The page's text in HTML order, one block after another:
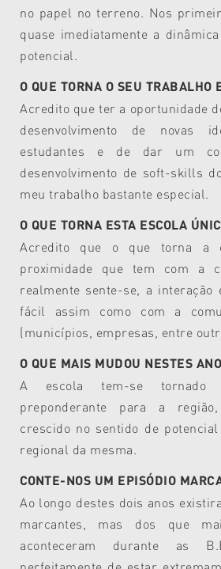
no papel no terreno. Nos
quase imediatamente a
potencial.
O QUE TORNA O SEU TRABALHO
Acredito que ter a oportunidade
desenvolvimento de novas
estudantes e de dar um
desenvolvimento de soft-skills
meu trabalho bastante especial.
O QUE TORNA ESTA ESCOLA
Acredito que o que torna a
proximidade que tem com a
realmente sente-se, a interação
fácil assim como com a
(municípios, empresas, entre
O QUE MAIS MUDOU NESTES
A escola tem-se tornado
preponderante para a
crescido no sentido de potencial
regional da mesma.
CONTE-NOS UM EPISÓDIO
Ao longo destes dois anos
marcantes, mas dos que
aconteceram durante as